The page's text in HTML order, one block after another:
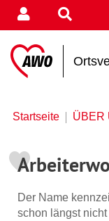
Startseite ÜBER
Der Name
schon längst